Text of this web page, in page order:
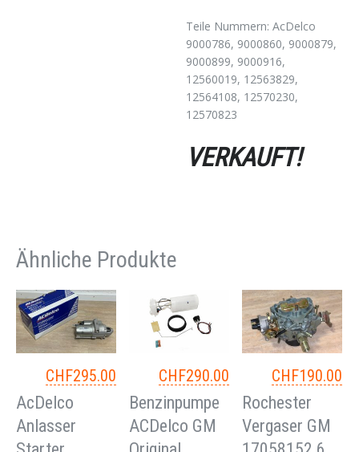
Teile Nummern: AcDelco
9000786, 9000860, 9000879,
9000899, 9000916,
12560019, 12563829,
12564108, 12570230,
12570823
VERKAUFT!
Ähnliche Produkte
CHF295.00
AcDelco
Anlasser
CHF290.00
Benzinpumpe
ACDelco GM
CHF190.00
Rochester
Vergaser GM